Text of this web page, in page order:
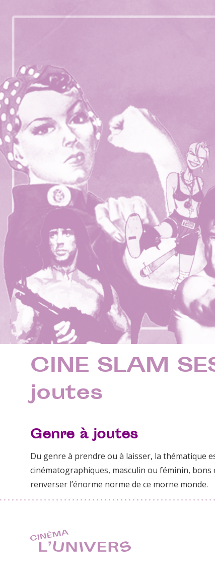
CINE SLAM
joutes
Genre à joutes
Du genre à prendre ou à laisser, la thématique
cinématographiques, masculin ou féminin,
renverser l’énorme norme de ce morne monde.